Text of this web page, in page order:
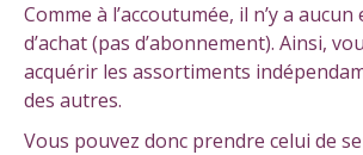
Comme à l’accoutumée, il n’y a
d’achat (pas d’abonnement). Ainsi,
acquérir les assortiments
des autres.
Vous pouvez donc prendre celui de